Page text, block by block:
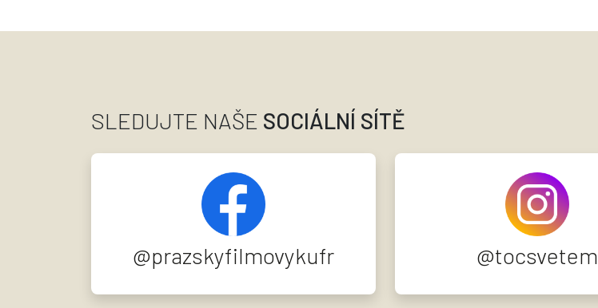
SLEDUJTE NAŠE SOCIÁLNÍ SÍTĚ
@prazskyfilmovykufr @tocsvetem